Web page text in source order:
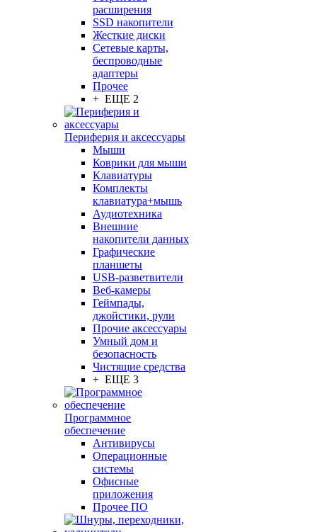
расширения
SSD накопители
Жесткие диски
Сетевые карты,
беспроводные
адаптеры
Прочее
+ ЕЩЕ 2
Периферия и аксессуары
Мыши
Коврики для мыши
Клавиатуры
Комплекты
клавиатура+мышь
Аудиотехника
Внешние
накопители данных
Графические
планшеты
USB-разветвители
Веб-камеры
Геймпады,
джойстики, рули
Прочие аксессуары
Умный дом и
безопасность
Чистящие средства
+ ЕЩЕ 3
Программное
обеспечение
Антивирусы
Операционные
системы
Офисные
приложения
Прочее ПО